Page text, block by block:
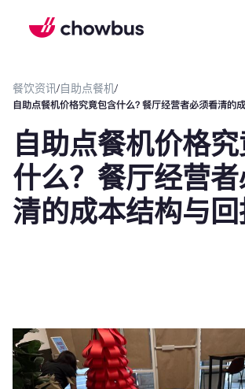
餐饮资讯/自助点餐机/
自助点餐机价格究竟包含什么？餐厅经营者必须看清的
自助点餐机价格
什么？餐厅经营
清的成本结构与